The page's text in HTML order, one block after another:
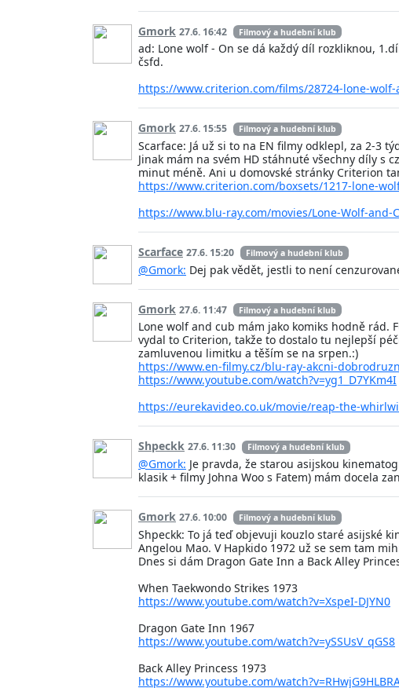
Gmork 27.6. 16:42 Filmový a hudební klub
ad: Lone wolf - On se dá každý díl rozkliknou,
čsfd.
https://www.criterion.com/films/28724-lone-
Gmork 27.6. 15:55 Filmový a hudební klub
Scarface: Já už si to na EN filmy odklepl, za 2-3
Jinak mám na svém HD stáhnuté všechny díly s
minut méně. Ani u domovské stránky Criterion
https://www.criterion.com/boxsets/1217-lone-
https://www.blu-ray.com/movies/Lone-Wolf-and-
Scarface 27.6. 15:20 Filmový a hudební klub
@Gmork: Dej pak vědět, jestli to není
Gmork 27.6. 11:47 Filmový a hudební klub
Lone wolf and cub mám jako komiks hodně
vydal to Criterion, takže to dostalo tu nejlepší
zamluvenou limitku a těším se na srpen.:)
https://www.en-filmy.cz/blu-ray-akcni-
https://www.youtube.com/watch?v=yg1_D7YKm4I
https://eurekavideo.co.uk/movie/reap-the-
Shpeckk 27.6. 11:30 Filmový a hudební klub
@Gmork: Je pravda, že starou asijskou
klasik + filmy Johna Woo s Fatem) mám docela
Gmork 27.6. 10:00 Filmový a hudební klub
Shpeckk: To já teď objevuji kouzlo staré asijské
Angelou Mao. V Hapkido 1972 už se sem tam
Dnes si dám Dragon Gate Inn a Back Alley
When Taekwondo Strikes 1973
https://www.youtube.com/watch?v=XspeI-DJYN0
Dragon Gate Inn 1967
https://www.youtube.com/watch?v=ySSUsV_qGS8
Back Alley Princess 1973
https://www.youtube.com/